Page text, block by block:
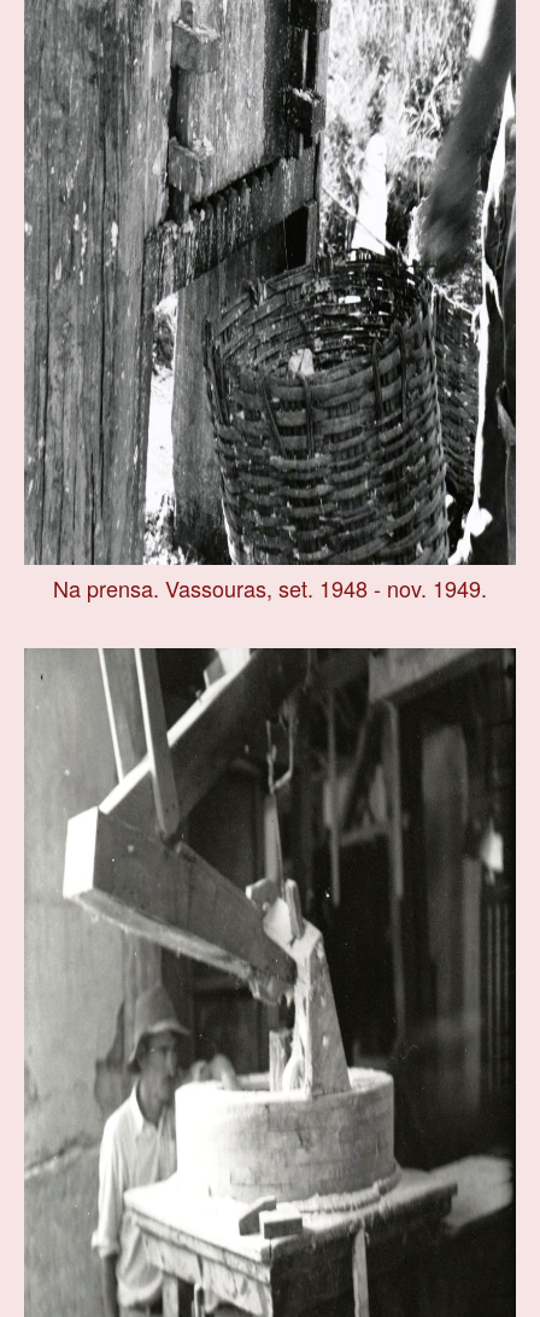
Na prensa. Vassouras, set. 1948 - nov. 1949.